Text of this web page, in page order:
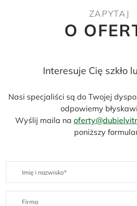
ZAPYTAJ
O
Interesuje Cię szkło
Nasi specjaliści są do Twojej
odpowiemy
Wyślij maila na
poniższy